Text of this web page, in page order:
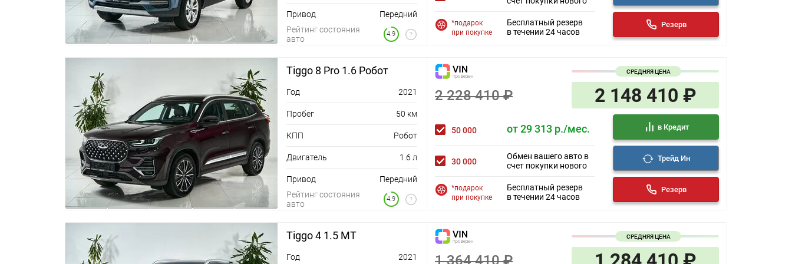
Круиз-контроль
Выбор режима вождения
Электрический усилитель рулевого
управления
Бесключевой доступ и запуск двигателя
кнопкой (ключ в кармане)
Центральный замок с дистанционным
управлением
Дистанционный запуск двигателя и прогрева
салона
Обогрев передних сидений
Обогрев сидений 2-го ряда
Обогрев рулевого колеса
Обогрев лобового стекла
Обогрев форсунок стеклоомывателя
Сиденья с отделкой из эко-кожи черного цвета
Водительское сиденье с механической
регулировкой в 4-х направлениях
Складная спинка сидений 2-го ряда в
соотношении 1/3-2/3
вождении в темное время (датчик света)
Функция отсрочки выключения фар (Follow me
Полноразмерное запасное колесо
Выбор режима вождения
Электрический стояночный тормоз с
кнопкой (ключ в кармане)
Центральный замок с дистанционным
Электропривод двери багажника (открытие
багажника без помощи рук)
Атмосферная многоцветная подсветка
Обогрев передних сидений
Система контроля качества воздуха AQS
Подсветка в солнцезащитном козырьке
водителя и пассажира
Передние и задние электростеклоподъемники
го ряда сидений
Беспроводная зарядка для смартфона 50w
Привод
Передний
Рейтинг состояния
авто
4.9
*подарок
при покупке
Бесплатный резерв
в течении 24 часов
Резерв
Tiggo 8 Pro 1.6 Робот
Год 2021
Пробег 50 км
КПП Робот
Двигатель 1.6 л
Привод
Передний
Рейтинг состояния
авто
4.9
СРЕДНЯЯ ЦЕНА
2 228 410 ₽ 2 148 410 ₽
50 000 от 29 313 р./мес. в Кредит
30 000
Обмен вашего авто в
счет покупки нового
Трейд Ин
*подарок
при покупке
Бесплатный резерв
в течении 24 часов
Резерв
Tiggo 4 1.5 MT
Год 2021
СРЕДНЯЯ ЦЕНА
1 364 410 ₽